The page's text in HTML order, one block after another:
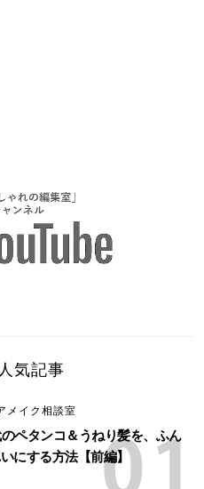
気記事
メイク相談室
ペタンコ＆うねり髪を、ふん
にする方法【前編】